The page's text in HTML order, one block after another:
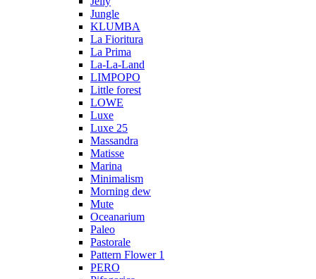
Jungle
KLUMBA
La Fioritura
La Prima
La-La-Land
LIMPOPO
Little forest
LOWE
Luxe
Luxe 25
Massandra
Matisse
Marina
Minimalism
Morning dew
Mute
Oceanarium
Paleo
Pastorale
Pattern Flower 1
PERO